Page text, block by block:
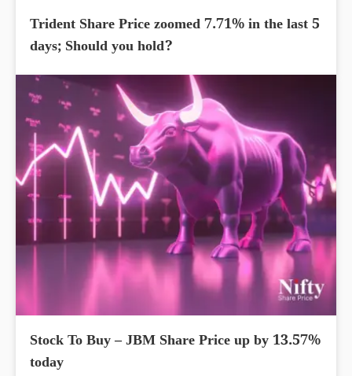
Trident Share Price zoomed 7.71% in the last 5
days; Should you hold?
Stock To Buy – JBM Share Price up by 13.57%
today